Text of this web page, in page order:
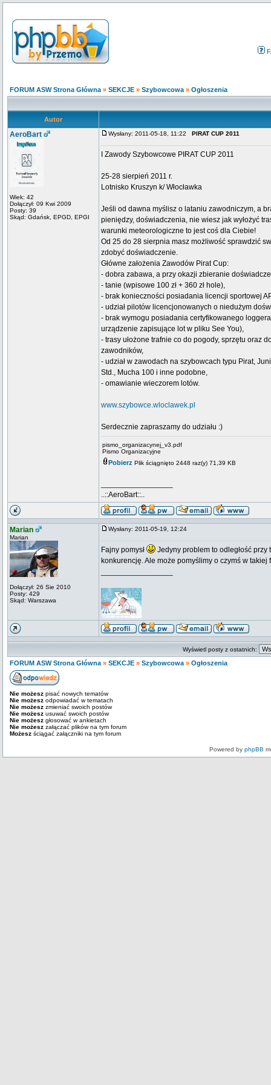
FORUM ASW Strona Główna » SEKCJE » Szybowcowa » Ogłoszenia
Autor
AeroBart
Wiek: 42
Dołączył: 09 Kwi 2009
Posty: 39
Skąd: Gdańsk, EPGD, EPGI
Wysłany: 2011-05-18, 11:22 PIRAT CUP 2011
I Zawody Szybowcowe PIRAT CUP 2011
25-28 sierpień 2011 r.
Lotnisko Kruszyn k/ Włocławka
Jeśli od dawna myślisz o lataniu zawodniczym, a
pieniędzy, doświadczenia, nie wiesz jak wyłożyć
warunki meteorologiczne to jest coś dla Ciebie!
Od 25 do 28 sierpnia masz możliwość sprawdzić
zdobyć doświadczenie.
Główne założenia Zawodów Pirat Cup:
- dobra zabawa, a przy okazji zbieranie
- tanie (wpisowe 100 zł + 360 zł hole),
- brak konieczności posiadania licencji sportowej
- udział pilotów licencjonowanych o niedużym
- brak wymogu posiadania certyfikowanego
urządzenie zapisujące lot w pliku See You),
- trasy ułożone trafnie co do pogody, sprzętu oraz
zawodników,
- udział w zawodach na szybowcach typu Pirat,
Std., Mucha 100 i inne podobne,
- omawianie wieczorem lotów.
www.szybowce.wloclawek.pl
Serdecznie zapraszamy do udziału :)
pismo_organizacynej_v3.pdf
Pismo Organizacyjne
Pobierz Plik ściągnięto 2448 raz(y) 71,39 KB
..::AeroBart::..
Marian
Marian
Dołączył: 26 Sie 2010
Posty: 429
Skąd: Warszawa
Wysłany: 2011-05-19, 12:24
Fajny pomysł
Jedyny problem to odległość
konkurencję. Ale może pomyślimy o czymś w
Wyświetl posty z ostatnich:
FORUM ASW Strona Główna » SEKCJE » Szybowcowa » Ogłoszenia
Nie możesz pisać nowych tematów
Nie możesz odpowiadać w tematach
Nie możesz zmieniać swoich postów
Nie możesz usuwać swoich postów
Nie możesz głosować w ankietach
Nie możesz załączać plików na tym forum
Możesz ściągać załączniki na tym forum
Powered by phpBB